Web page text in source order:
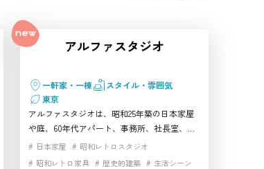
アルファスタジオ
一軒家・一棟
スタイル・雰囲気
東京
アルファスタジオは、昭和25年築の日本家屋
や庭、60年代アパート、事務所、社長室、取
調室まで同一敷地内で撮影できる荒川区の大
日本家屋
昭和レトロスタジオ
昭和レトロ家具
歴史的建築
生活シーン